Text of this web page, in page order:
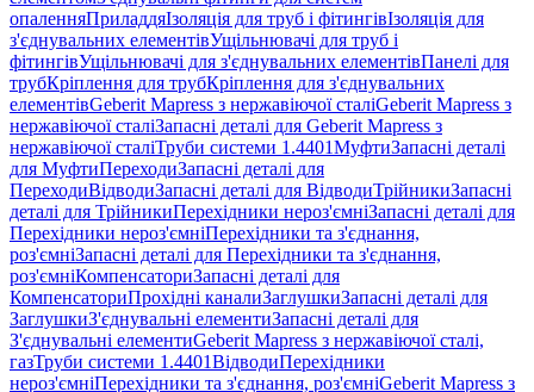
опаленняПриладдяІзоляція для труб і фітингівІзоляція для
з'єднувальних елементівУщільнювачі для труб і
фітингівУщільнювачі для з'єднувальних елементівПанелі для
трубКріплення для трубКріплення для з'єднувальних
елементівGeberit Mapress з нержавіючої сталіGeberit Mapress з
нержавіючої сталіЗапасні деталі для Geberit Mapress з
нержавіючої сталіТруби системи 1.4401МуфтиЗапасні деталі
для МуфтиПереходиЗапасні деталі для
ПереходиВідводиЗапасні деталі для ВідводиТрійникиЗапасні
деталі для ТрійникиПерехідники нероз'ємніЗапасні деталі для
Перехідники нероз'ємніПерехідники та з'єднання,
роз'ємніЗапасні деталі для Перехідники та з'єднання,
роз'ємніКомпенсаториЗапасні деталі для
КомпенсаториПрохідні каналиЗаглушкиЗапасні деталі для
ЗаглушкиЗ'єднувальні елементиЗапасні деталі для
З'єднувальні елементиGeberit Mapress з нержавіючої сталі,
газТруби системи 1.4401ВідводиПерехідники
нероз'ємніПерехідники та з'єднання, роз'ємніGeberit Mapress з